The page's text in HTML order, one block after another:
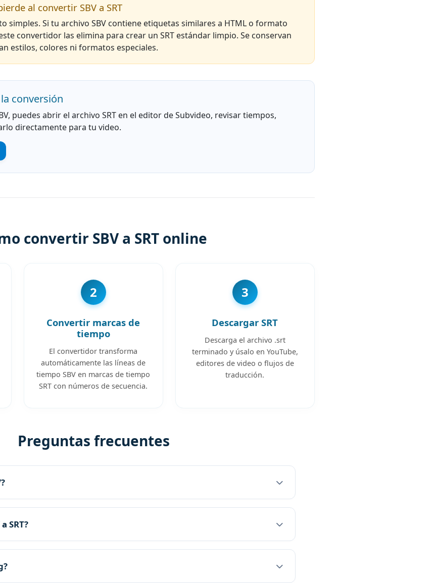
al convertir SBV a SRT
simples. Si tu archivo SBV contiene etiquetas similares a HTML o formato
convertidor las elimina para crear un SRT estándar limpio. Se conservan
estilos, colores ni formatos especiales.
conversión
puedes abrir el archivo SRT en el editor de Subvideo, revisar tiempos,
directamente para tu video.
convertir SBV a SRT online
2
Convertir marcas de
tiempo
El convertidor transforma
automáticamente las líneas de
tiempo SBV en marcas de tiempo
SRT con números de secuencia.
3
Descargar SRT
Descarga el archivo .srt
terminado y úsalo en YouTube,
editores de video o flujos de
traducción.
Preguntas frecuentes
SRT?